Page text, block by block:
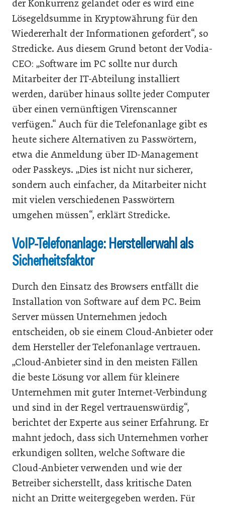
der Konkurrenz gelandet oder es wird eine
Lösegeldsumme in Kryptowährung für den
Wiedererhalt der Informationen gefordert“, so
Stredicke. Aus diesem Grund betont der Vodia-
CEO: „Software im PC sollte nur durch
Mitarbeiter der IT-Abteilung installiert
werden, darüber hinaus sollte jeder Computer
über einen vernünftigen Virenscanner
verfügen.“ Auch für die Telefonanlage gibt es
heute sichere Alternativen zu Passwörtern,
etwa die Anmeldung über ID-Management
oder Passkeys. „Dies ist nicht nur sicherer,
sondern auch einfacher, da Mitarbeiter nicht
mit vielen verschiedenen Passwörtern
umgehen müssen“, erklärt Stredicke.
VoIP-Telefonanlage: Herstellerwahl als
Sicherheitsfaktor
Durch den Einsatz des Browsers entfällt die
Installation von Software auf dem PC. Beim
Server müssen Unternehmen jedoch
entscheiden, ob sie einem Cloud-Anbieter oder
dem Hersteller der Telefonanlage vertrauen.
„Cloud-Anbieter sind in den meisten Fällen
die beste Lösung vor allem für kleinere
Unternehmen mit guter Internet-Verbindung
und sind in der Regel vertrauenswürdig“,
berichtet der Experte aus seiner Erfahrung. Er
mahnt jedoch, dass sich Unternehmen vorher
erkundigen sollten, welche Software die
Cloud-Anbieter verwenden und wie der
Betreiber sicherstellt, dass kritische Daten
nicht an Dritte weitergegeben werden. Für